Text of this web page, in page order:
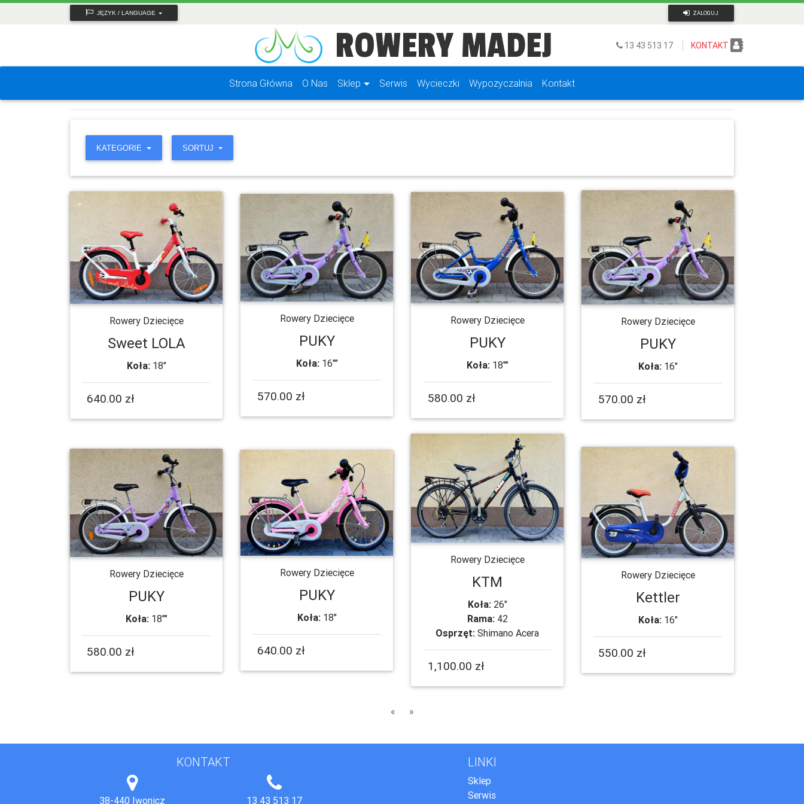
JĘZYK / LANGUAGE ZALOGUJ
ROWERY MADEJ 13 43 513 17 KONTAKT
Strona Główna (current)
O Nas Sklep Serwis Wycieczki Wypożyczalnia Kontakt
KATEGORIE SORTUJ
Rowery Dziecięce
Sweet LOLA
Koła: 18"
640.00 zł
Rowery Dziecięce
PUKY
Koła: 16""
570.00 zł
Rowery Dziecięce
PUKY
Koła: 18""
580.00 zł
Rowery Dziecięce
PUKY
Koła: 16"
570.00 zł
Rowery Dziecięce
PUKY
Koła: 18""
580.00 zł
Rowery Dziecięce
PUKY
Koła: 18"
640.00 zł
Rowery Dziecięce
KTM
Koła: 26"
Rama: 42
Osprzęt: Shimano Acera
1,100.00 zł
Rowery Dziecięce
Kettler
Koła: 16"
550.00 zł
«Poprzednia
»Następna
KONTAKT
38-440 Iwonicz 13 43 513 17
LINKI
Sklep
Serwis